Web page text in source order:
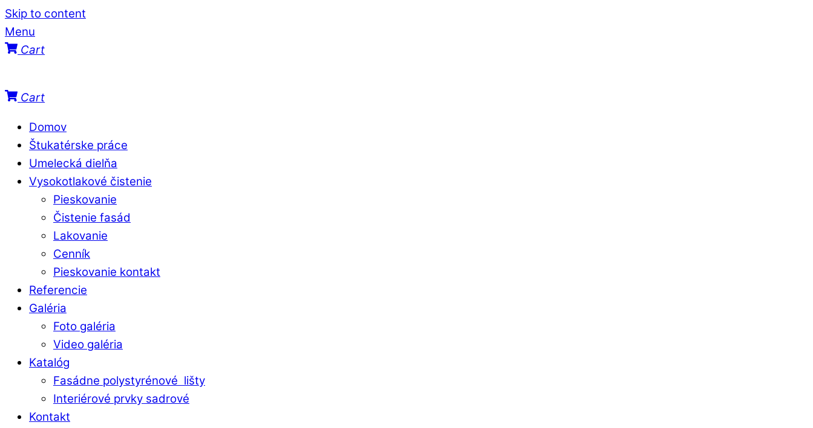
Skip to content
Menu
Cart
Cart
Domov
Štukatérske práce
Umelecká dielňa
Vysokotlakové čistenie
Pieskovanie
Čistenie fasád
Lakovanie
Cenník
Pieskovanie kontakt
Referencie
Galéria
Foto galéria
Video galéria
Katalóg
Fasádne polystyrénové lišty
Interiérové prvky sadrové
Kontakt